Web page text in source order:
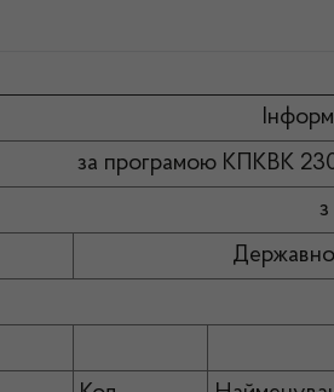
за програмою КПКВК
Державної